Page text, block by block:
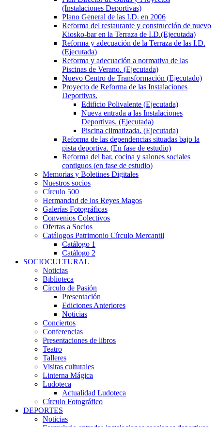
(Instalaciones Deportivas)
Plano General de las I.D. en 2006
Reforma del restaurante y construcción de nuevo
Kiosko-bar en la Terraza de I.D.(Ejecutada)
Reforma y adecuación de la Terraza de las I.D.
(Ejecutada)
Reforma y adecuación a normativa de las
Piscinas de Verano. (Ejecutada)
Nuevo Centro de Transformación (Ejecutado)
Proyecto de Reforma de las Instalaciones
Deportivas.
Edificio Polivalente (Ejecutada)
Nueva entrada a las Instalaciones
Deportivas. (Ejecutada)
Piscina climatizada. (Ejecutada)
Reforma de las dependencias situadas bajo la
pista deportiva. (En fase de estudio)
Reforma del bar, cocina y salones sociales
contiguos (en fase de estudio)
Memorias y Boletines Digitales
Nuestros socios
Círculo 500
Hermandad de los Reyes Magos
Galerías Fotográficas
Convenios Colectivos
Ofertas a Socios
Catálogos Patrimonio Círculo Mercantil
Catálogo 1
Catálogo 2
SOCIOCULTURAL
Noticias
Biblioteca
Círculo de Pasión
Presentación
Ediciones Anteriores
Noticias
Conciertos
Conferencias
Presentaciones de libros
Teatro
Talleres
Visitas culturales
Linterna Mágica
Ludoteca
Actualidad Ludoteca
Círculo Fotográfico
DEPORTES
Noticias